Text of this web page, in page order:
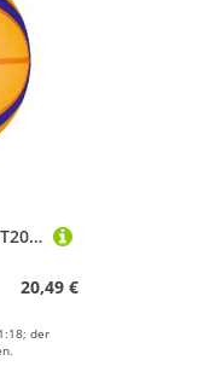
Molten Basketballkorb B33T2000 Outdoor-Trainingsball „FIBA 3x3", nach offiziellen
20,49 €
der